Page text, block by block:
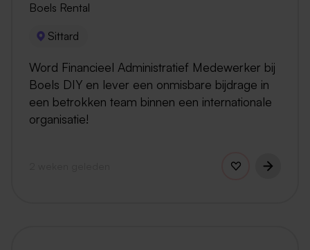
Boels Rental
Sittard
Word Financieel Administratief Medewerker bij
Boels DIY en lever een onmisbare bijdrage in
een betrokken team binnen een internationale
organisatie!